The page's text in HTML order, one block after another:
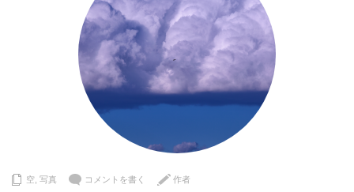
空 写真 コメントを書く 作者